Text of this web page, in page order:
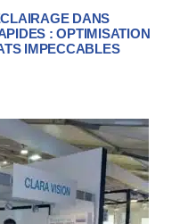
DANS
: OPTIMISATION
IMPECCABLES